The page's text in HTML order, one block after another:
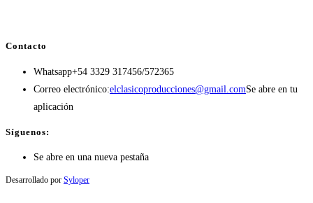
Contacto
Whatsapp+54 3329 317456/572365
Correo electrónico:elclasicoproducciones@gmail.comSe abre en tu
aplicación
Síguenos:
Se abre en una nueva pestaña
Desarrollado por Syloper